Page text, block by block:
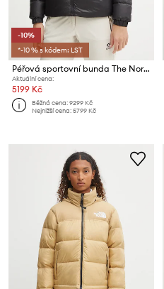
-10%
*-10 % s kódem: LST
Péřová sportovní bunda The North Face Diablo 2.0
Aktuální cena:
5199 Kč
Běžná cena:9299 Kč
Nejnižší cena:5799 Kč